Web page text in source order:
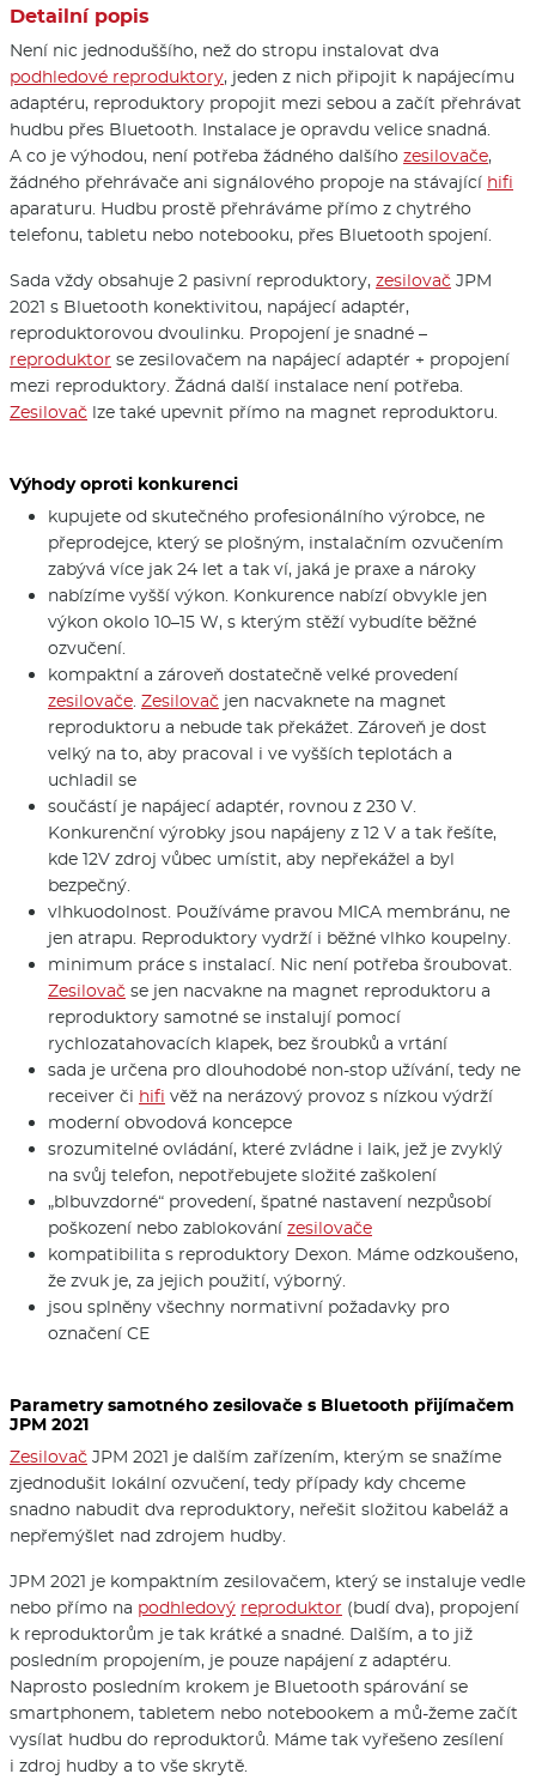
Detailní popis
Není nic jednoduššího, než do stropu instalovat dva
podhledové reproduktory, jeden z nich připojit k napájecímu
adaptéru, reproduktory propojit mezi sebou a začít přehrávat
hudbu přes Bluetooth. Instalace je opravdu velice snadná.
A co je výhodou, není potřeba žádného dalšího zesilovače,
žádného přehrávače ani signálového propoje na stávající hifi
aparaturu. Hudbu prostě přehráváme přímo z chytrého
telefonu, tabletu nebo notebooku, přes Bluetooth spojení.
Sada vždy obsahuje 2 pasivní reproduktory, zesilovač JPM
2021 s Bluetooth konektivitou, napájecí adaptér,
reproduktorovou dvoulinku. Propojení je snadné –
reproduktor se zesilovačem na napájecí adaptér + propojení
mezi reproduktory. Žádná další instalace není potřeba.
Zesilovač lze také upevnit přímo na magnet reproduktoru.
Výhody oproti konkurenci
kupujete od skutečného profesionálního výrobce, ne
přeprodejce, který se plošným, instalačním ozvučením
zabývá více jak 24 let a tak ví, jaká je praxe a nároky
nabízíme vyšší výkon. Konkurence nabízí obvykle jen
výkon okolo 10–15 W, s kterým stěží vybudíte běžné
ozvučení.
kompaktní a zároveň dostatečně velké provedení
zesilovače. Zesilovač jen nacvaknete na magnet
reproduktoru a nebude tak překážet. Zároveň je dost
velký na to, aby pracoval i ve vyšších teplotách a
uchladil se
součástí je napájecí adaptér, rovnou z 230 V.
Konkurenční výrobky jsou napájeny z 12 V a tak řešíte,
kde 12V zdroj vůbec umístit, aby nepřekážel a byl
bezpečný.
vlhkuodolnost. Používáme pravou MICA membránu, ne
jen atrapu. Reproduktory vydrží i běžné vlhko koupelny.
minimum práce s instalací. Nic není potřeba šroubovat.
Zesilovač se jen nacvakne na magnet reproduktoru a
reproduktory samotné se instalují pomocí
rychlozatahovacích klapek, bez šroubků a vrtání
sada je určena pro dlouhodobé non-stop užívání, tedy ne
receiver či hifi věž na nerázový provoz s nízkou výdrží
moderní obvodová koncepce
srozumitelné ovládání, které zvládne i laik, jež je zvyklý
na svůj telefon, nepotřebujete složité zaškolení
„blbuvzdorné“ provedení, špatné nastavení nezpůsobí
poškození nebo zablokování zesilovače
kompatibilita s reproduktory Dexon. Máme odzkoušeno,
že zvuk je, za jejich použití, výborný.
jsou splněny všechny normativní požadavky pro
označení CE
Parametry samotného zesilovače s Bluetooth přijímačem
JPM 2021
Zesilovač JPM 2021 je dalším zařízením, kterým se snažíme
zjednodušit lokální ozvučení, tedy případy kdy chceme
snadno nabudit dva reproduktory, neřešit složitou kabeláž a
nepřemýšlet nad zdrojem hudby.
JPM 2021 je kompaktním zesilovačem, který se instaluje vedle
nebo přímo na podhledový reproduktor (budí dva), propojení
k reproduktorům je tak krátké a snadné. Dalším, a to již
posledním propojením, je pouze napájení z adaptéru.
Naprosto posledním krokem je Bluetooth spárování se
smartphonem, tabletem nebo notebookem a mů-žeme začít
vysílat hudbu do reproduktorů. Máme tak vyřešeno zesílení
i zdroj hudby a to vše skrytě.